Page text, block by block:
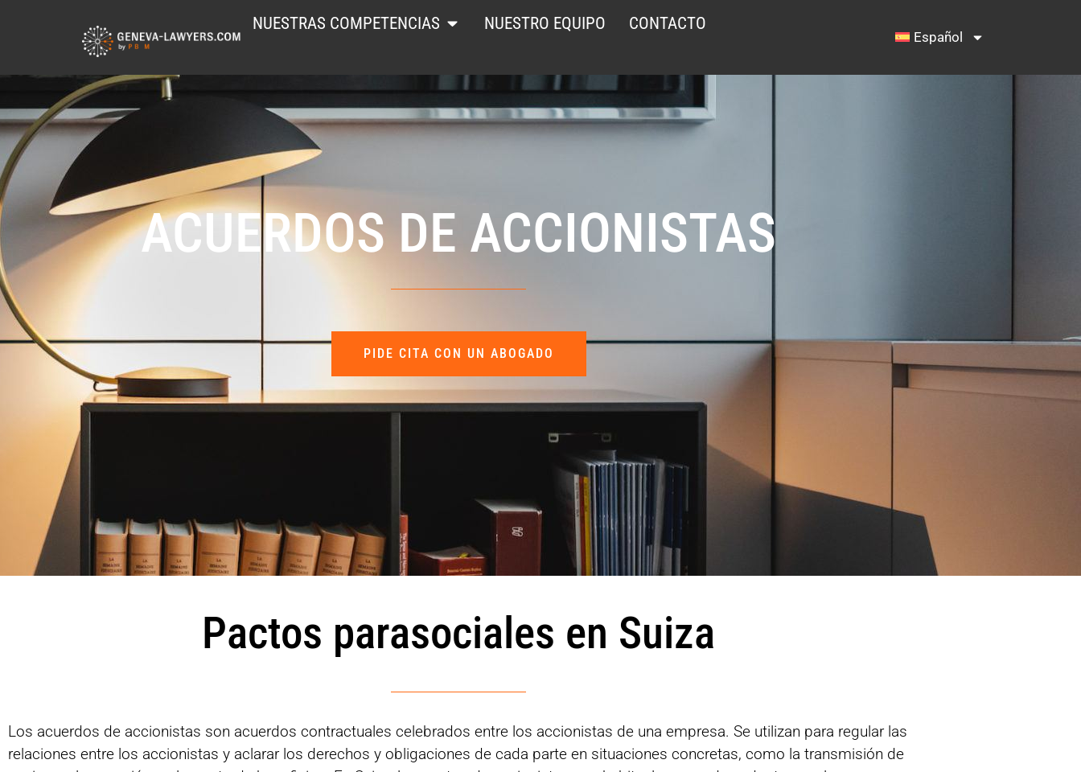
NUESTRAS COMPETENCIAS NUESTRO EQUIPO CONTACTO
Español
ACUERDOS DE ACCIONISTAS
PIDE CITA CON UN ABOGADO
Pactos parasociales en Suiza
Los acuerdos de accionistas son acuerdos contractuales celebrados entre los accionistas de una empresa. Se utilizan para regular las
relaciones entre los accionistas y aclarar los derechos y obligaciones de cada parte en situaciones concretas, como la transmisión de